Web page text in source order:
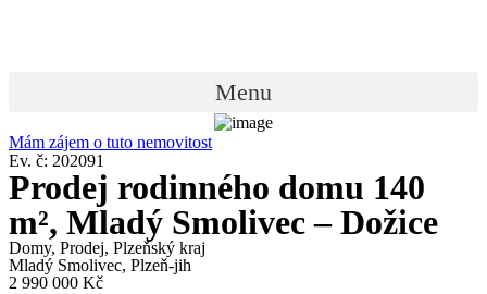
Menu
Mám zájem o tuto nemovitost
Ev. č: 202091
Prodej rodinného domu 140
m², Mladý Smolivec – Dožice
Domy, Prodej, Plzeňský kraj
Mladý Smolivec, Plzeň-jih
2 990 000 Kč